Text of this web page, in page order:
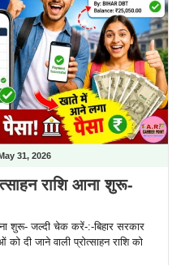
31, 2026
राशि आना शुरू-
शुरू- जल्दी चेक करें-:-बिहार सरकार
को दी जाने वाली प्रोत्साहन राशि को